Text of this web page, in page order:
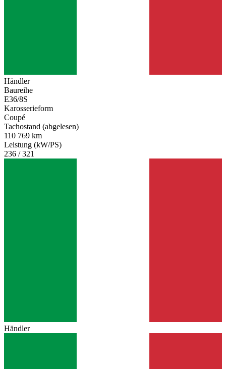
Händler
Baureihe
E36/8S
Karosserieform
Coupé
Tachostand (abgelesen)
110 769 km
Leistung (kW/PS)
236 / 321
Händler